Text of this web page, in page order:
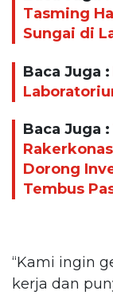
Tasming
Sungai di
Baca Juga :
Baca Juga :
Dorong
Tembus
“Kami ingin
kerja dan